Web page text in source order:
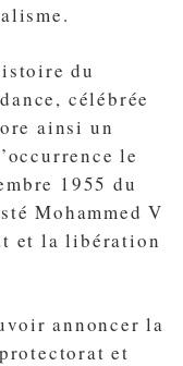
du
célébrée
ainsi un
le
1955 du
Mohammed V
et la libération
annoncer la
et